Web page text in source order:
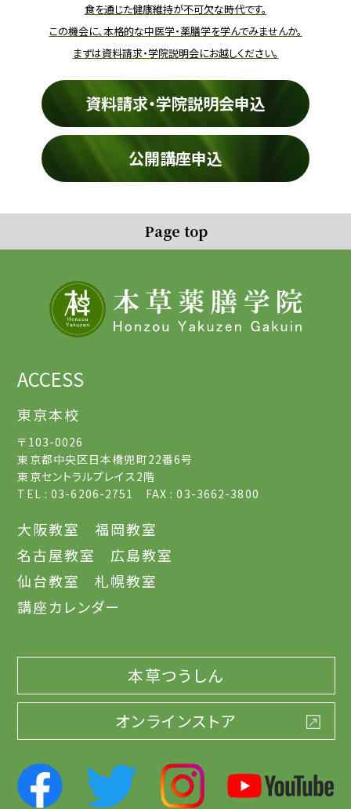
食を通じた健康維持が不可欠な時代です。
この機会に、本格的な中医学・薬膳学を学んでみませんか。
まずは資料請求・学院説明会にお越しください。
資料請求・学院説明会申込
公開講座申込
Page top
ACCESS
東京本校
〒103-0026
東京都中央区日本橋兜町22番6号
東京セントラルプレイス2階
TEL : 03-6206-2751 FAX : 03-3662-3800
大阪教室
福岡教室
名古屋教室
広島教室
仙台教室
札幌教室
講座カレンダー
本草つうしん
オンラインストア